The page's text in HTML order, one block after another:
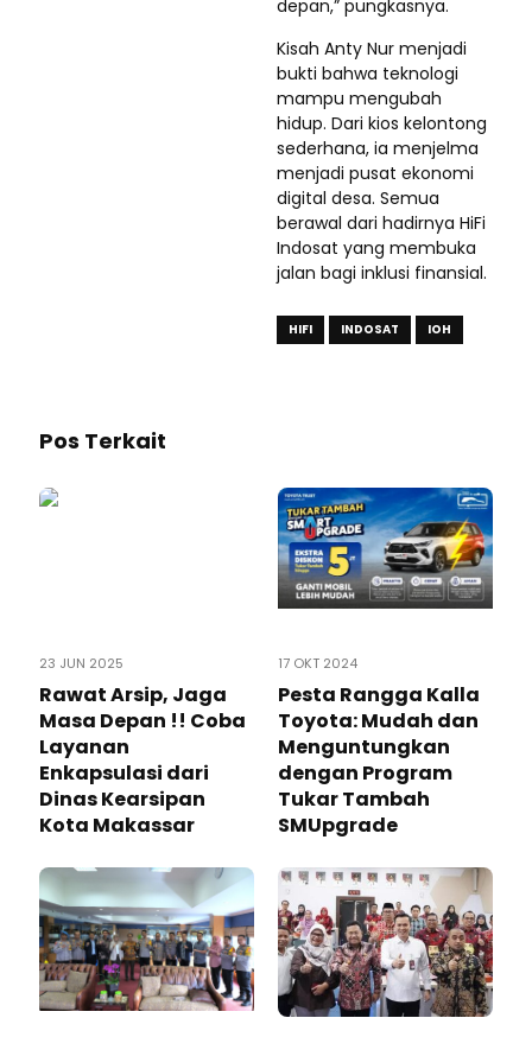
depan,” pungkasnya.
Kisah Anty Nur menjadi
bukti bahwa teknologi
mampu mengubah
hidup. Dari kios kelontong
sederhana, ia menjelma
menjadi pusat ekonomi
digital desa. Semua
berawal dari hadirnya HiFi
Indosat yang membuka
jalan bagi inklusi finansial.
HIFI INDOSAT IOH
Pos Terkait
23 JUN 2025
Rawat Arsip, Jaga
Masa Depan !! Coba
Layanan
Enkapsulasi dari
Dinas Kearsipan
Kota Makassar
17 OKT 2024
Pesta Rangga Kalla
Toyota: Mudah dan
Menguntungkan
dengan Program
Tukar Tambah
SMUpgrade